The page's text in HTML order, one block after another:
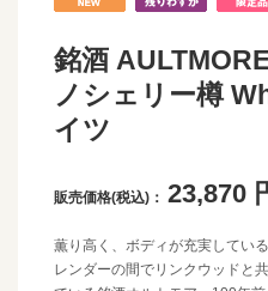
銘酒
ノシェリー樽
イツ
販売価格(税込)： 23,870
薫り高く、ボディが充実してい
レンダーの間でリンクウッドと